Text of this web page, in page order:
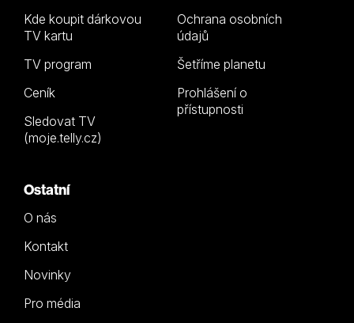
Kde koupit dárkovou
TV kartu
TV program
Ceník
Sledovat TV
(moje.telly.cz)
Ochrana osobních
údajů
Šetříme planetu
Prohlášení o
přístupnosti
Ostatní
O nás
Kontakt
Novinky
Pro média